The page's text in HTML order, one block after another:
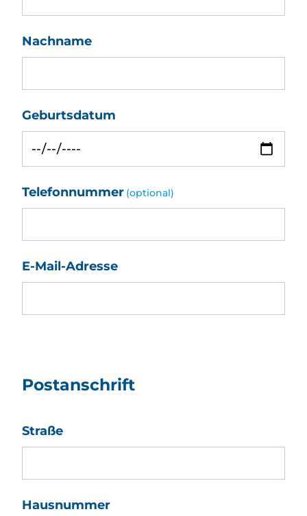
Nachname
Geburtsdatum
Telefonnummer (optional)
E-Mail-Adresse
Postanschrift
Straße
Hausnummer